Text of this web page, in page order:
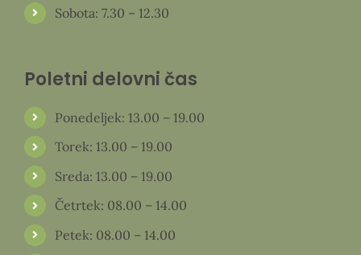
Sobota: 7.30 – 12.30
Poletni delovni čas
Ponedeljek: 13.00 – 19.00
Torek: 13.00 – 19.00
Sreda: 13.00 – 19.00
Četrtek: 08.00 – 14.00
Petek: 08.00 – 14.00